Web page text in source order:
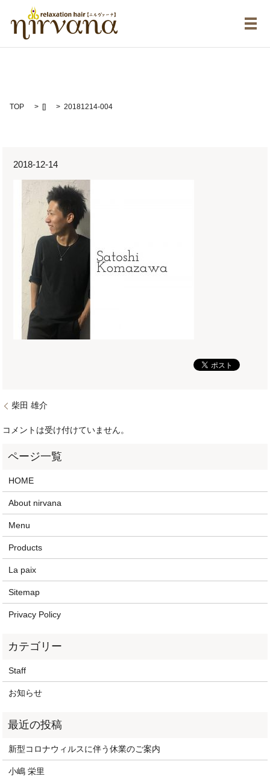
メ
TOP [] 20181214-004
2018-12-14
柴田 雄介
コメントは受け付けていません。
HOME
About nirvana
Menu
Products
La paix
Sitemap
Privacy Policy
Staff
お知らせ
新型コロナウィルスに伴う休業のご案内
小嶋 栄里